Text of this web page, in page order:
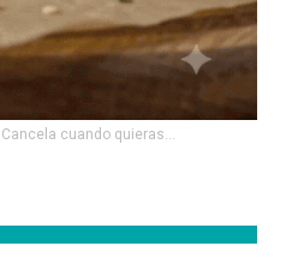
cuando quieras...